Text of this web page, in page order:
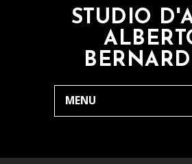
STUDIO
MENU